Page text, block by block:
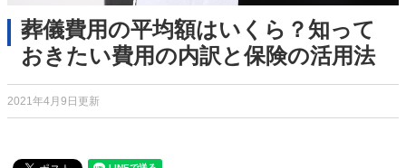
葬儀費用の平均額はいくら？知って
おきたい費用の内訳と保険の活用法
2021年4月9日更新